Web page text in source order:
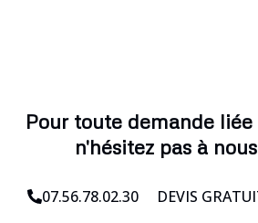
Pour toute demande
n'hésitez pas à
07.56.78.02.30 DEVIS